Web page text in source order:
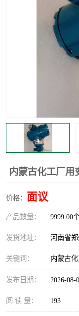
内蒙古化工厂用
价格： 面议
产品数量： 9999.00
发货地址： 河南省
关键词： 内蒙古
发布日期： 2026-08-
阅 读 量： 193
标准型工业压力
流量计